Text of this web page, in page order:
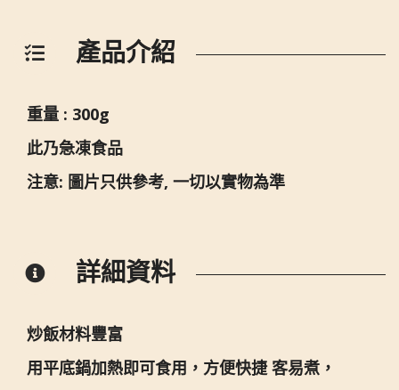
產品介紹
重量 : 300g
此乃急凍食品
注意: 圖片只供參考, 一切以實物為準
詳細資料
炒飯材料豐富
用平底鍋加熱即可食用，方便快捷 客易煮，